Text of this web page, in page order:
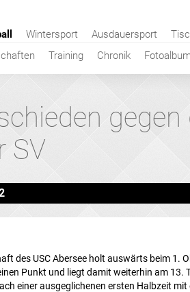
Training Chronik
Wintersport Ausdauersport
gegen
SV
des USC Abersee holt auswärts beim 1.
Punkt und liegt damit weiterhin am 13.
einer ausgeglichenen ersten Halbzeit